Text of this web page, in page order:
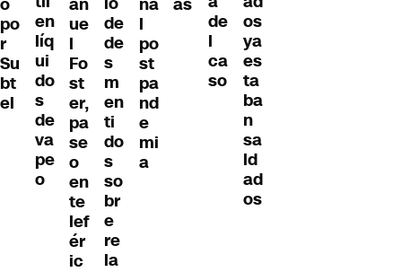
po
r
Su
bt
el
en
líq
ui
do
s
de
va
pe
o
ue
l
Fo
st
er,
pa
se
o
en
te
lef
ér
ic
de
de
s
m
en
ti
do
s
so
br
e
re
la
l
po
st
pa
nd
e
mi
a
de
l
ca
so
os
ya
es
ta
ba
n
sa
ld
ad
os